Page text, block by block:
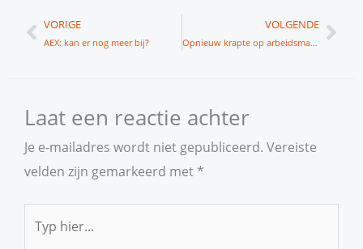
Vorige
VORIGE
AEX: kan er nog meer bij?
VOLGENDE
Opnieuw krapte op arbeidsmarkt
Laat een reactie achter
Je e-mailadres wordt niet gepubliceerd. Vereiste
velden zijn gemarkeerd met *
hier...